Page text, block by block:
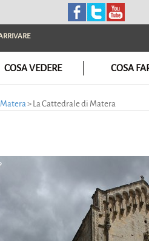
COSA VEDERE COSA
Matera> La Cattedrale di Matera